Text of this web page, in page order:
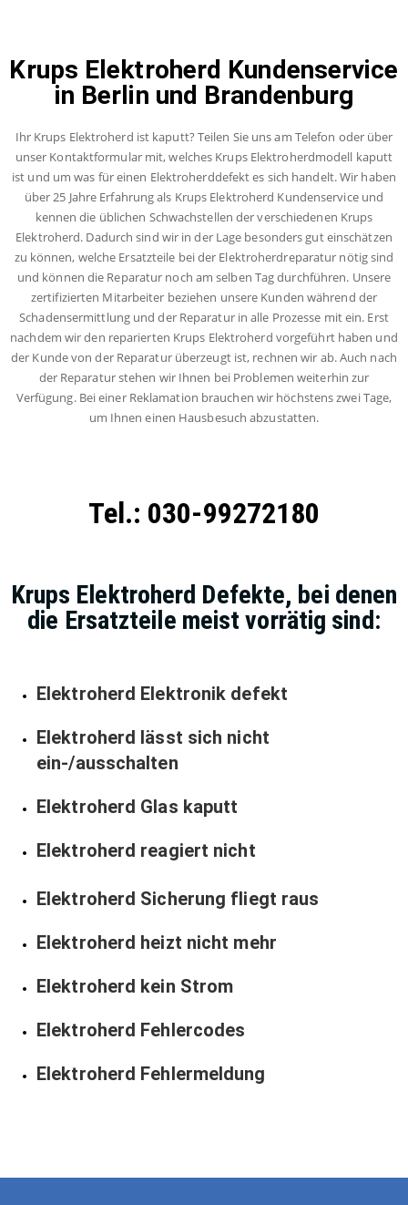
Krups Elektroherd Kundenservice
in Berlin und Brandenburg
Ihr Krups Elektroherd ist kaputt? Teilen Sie uns am Telefon oder über
unser Kontaktformular mit, welches Krups Elektroherdmodell kaputt
ist und um was für einen Elektroherddefekt es sich handelt. Wir haben
über 25 Jahre Erfahrung als Krups Elektroherd Kundenservice und
kennen die üblichen Schwachstellen der verschiedenen Krups
Elektroherd. Dadurch sind wir in der Lage besonders gut einschätzen
zu können, welche Ersatzteile bei der Elektroherdreparatur nötig sind
und können die Reparatur noch am selben Tag durchführen. Unsere
zertifizierten Mitarbeiter beziehen unsere Kunden während der
Schadensermittlung und der Reparatur in alle Prozesse mit ein. Erst
nachdem wir den reparierten Krups Elektroherd vorgeführt haben und
der Kunde von der Reparatur überzeugt ist, rechnen wir ab. Auch nach
der Reparatur stehen wir Ihnen bei Problemen weiterhin zur
Verfügung. Bei einer Reklamation brauchen wir höchstens zwei Tage,
um Ihnen einen Hausbesuch abzustatten.
Tel.: 030-99272180
Krups Elektroherd Defekte, bei denen
die Ersatzteile meist vorrätig sind:
Elektroherd Elektronik defekt
Elektroherd lässt sich nicht
ein-/ausschalten
Elektroherd Glas kaputt
Elektroherd reagiert nicht
Elektroherd Sicherung fliegt raus
Elektroherd heizt nicht mehr
Elektroherd kein Strom
Elektroherd Fehlercodes
Elektroherd Fehlermeldung